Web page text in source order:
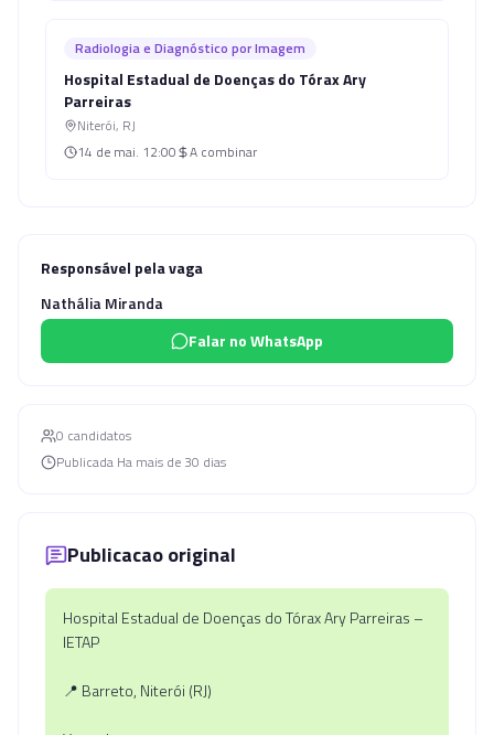
Radiologia e Diagnóstico por Imagem
Hospital Estadual de Doenças do Tórax Ary
Parreiras
Niterói, RJ
14 de mai. 12:00 A combinar
Responsável pela vaga
Nathália Miranda
Falar no WhatsApp
0 candidatos
Publicada Ha mais de 30 dias
Publicacao original
Hospital Estadual de Doenças do Tórax Ary Parreiras –
IETAP
📍 Barreto, Niterói (RJ)